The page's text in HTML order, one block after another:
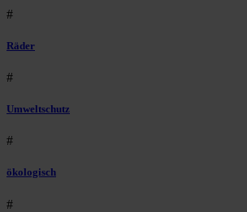
#
Räder
#
Umweltschutz
#
ökologisch
#